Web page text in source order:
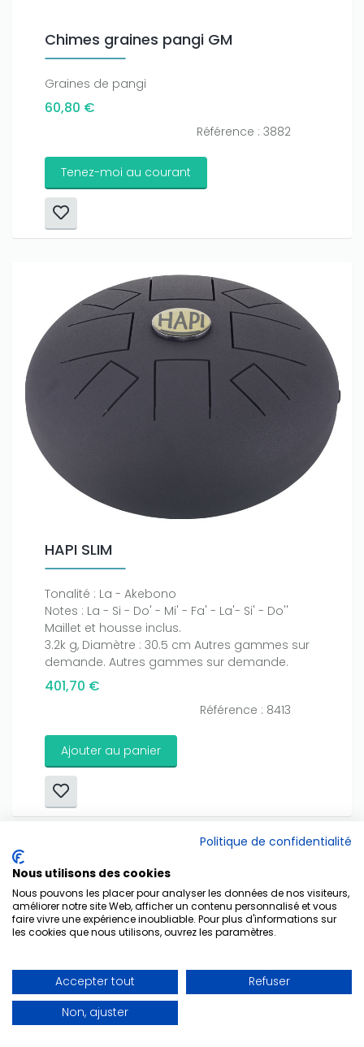
Chimes graines pangi GM
Graines de pangi
60,80 €
Référence : 3882
Tenez-moi au courant
HAPI SLIM
Tonalité : La - Akebono
Notes : La - Si - Do' - Mi' - Fa' - La'- Si' - Do''
Maillet et housse inclus.
3.2k g, Diamètre : 30.5 cm Autres gammes sur
demande. Autres gammes sur demande.
401,70 €
Référence : 8413
Ajouter au panier
Only play at Joo casino
Politique de confidentialité
Nous utilisons des cookies
Nous pouvons les placer pour analyser les données de nos visiteurs,
améliorer notre site Web, afficher un contenu personnalisé et vous
faire vivre une expérience inoubliable. Pour plus d'informations sur
les cookies que nous utilisons, ouvrez les paramètres.
Accepter tout
Refuser
Non, ajuster